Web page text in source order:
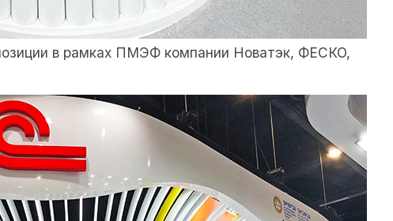
в рамках ПМЭФ компании Новатэк, ФЕСКО,